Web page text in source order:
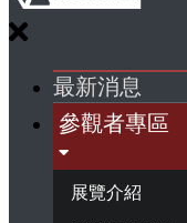
最新消息
參觀者專區
展覽介紹